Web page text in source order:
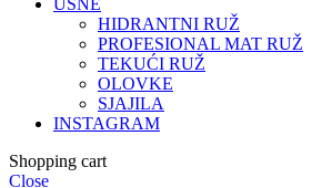
HIDRANTNI RUŽ
PROFESIONAL MAT RUŽ
TEKUĆI RUŽ
OLOVKE
SJAJILA
INSTAGRAM
Shopping cart
Close